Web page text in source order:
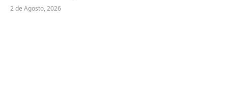
2 de Agosto, 2026